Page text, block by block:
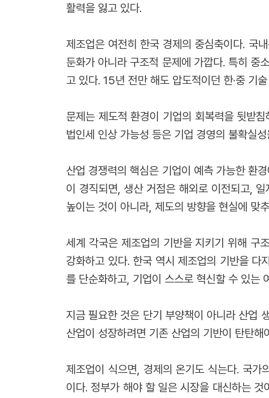
활력을 잃고 있다.
제조업은 여전히 한국 경제의 중심축이다. 국
둔화가 아니라 구조적 문제에 가깝다. 특히 중
고 있다. 15년 전만 해도 압도적이던 한·중 기
문제는 제도적 환경이 기업의 회복력을 뒷받
법인세 인상 가능성 등은 기업 경영의 불확실
산업 경쟁력의 핵심은 기업이 예측 가능한 환
이 경직되면, 생산 거점은 해외로 이전되고,
높이는 것이 아니라, 제도의 방향을 현실에 맞
세계 각국은 제조업의 기반을 지키기 위해 구
강화하고 있다. 한국 역시 제조업의 기반을 다
를 단순화하고, 기업이 스스로 혁신할 수 있는
지금 필요한 것은 단기 부양책이 아니라 산업
산업이 성장하려면 기존 산업의 기반이 탄탄
제조업이 식으면, 경제의 온기도 식는다. 국가
이다. 정부가 해야 할 일은 시장을 대신하는